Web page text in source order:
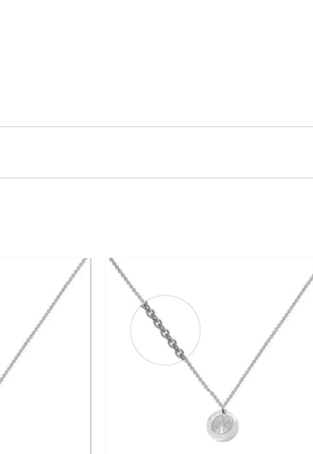
cm met parfaitement en valeur le pendentif,
amoureuses des chats et des créations